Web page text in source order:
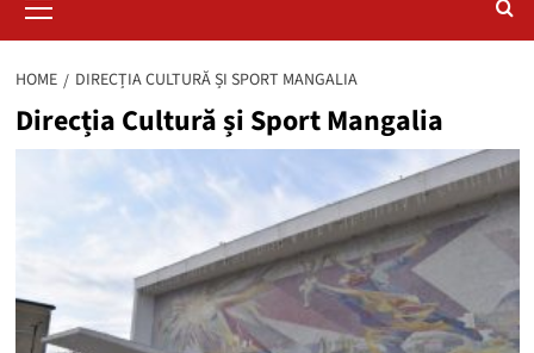
Menu
HOME DIRECȚIA CULTURĂ ȘI SPORT MANGALIA
Direcția Cultură și Sport Mangalia